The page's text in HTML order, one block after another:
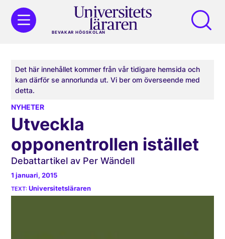
BEVAKAR HÖGSKOLAN
Det här innehållet kommer från vår tidigare hemsida och
kan därför se annorlunda ut. Vi ber om överseende med
detta.
NYHETER
Utveckla
opponentrollen istället
Debattartikel av Per Wändell
1 januari, 2015
Universitetsläraren